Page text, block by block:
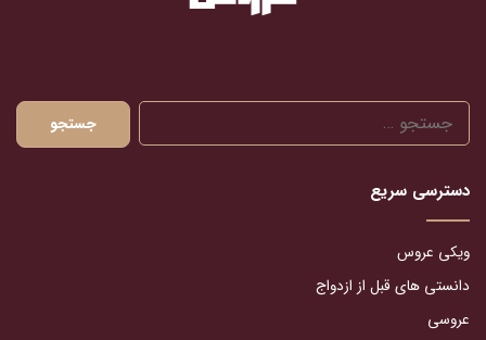
جستجو
دسترسی سریع
ویکی عروس
دانستی های قبل از ازدواج
عروسی